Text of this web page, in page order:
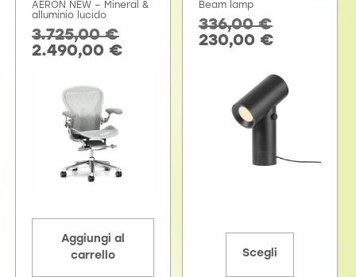
AERON NEW – Mineral &
alluminio lucido
3.725,00€
2.490,00 €
Aggiungi al
carrello
Beam lamp
336,00€
230,00 €
Scegli